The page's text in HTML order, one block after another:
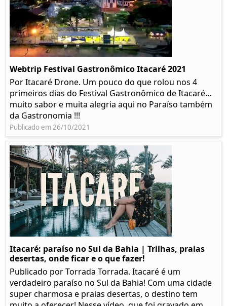
Webtrip Festival Gastronômico Itacaré 2021
Por Itacaré Drone. Um pouco do que rolou nos 4
primeiros dias do Festival Gastronômico de Itacaré…
muito sabor e muita alegria aqui no Paraíso também
da Gastronomia !!!
Publicado em 26/10/2021
Itacaré: paraíso no Sul da Bahia | Trilhas, praias
desertas, onde ficar e o que fazer!
Publicado por Torrada Torrada. Itacaré é um
verdadeiro paraíso no Sul da Bahia! Com uma cidade
super charmosa e praias desertas, o destino tem